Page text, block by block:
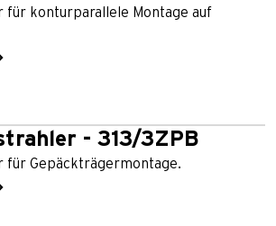
für konturparallele Montage auf
- 313/3ZPB
für Gepäckträgermontage.